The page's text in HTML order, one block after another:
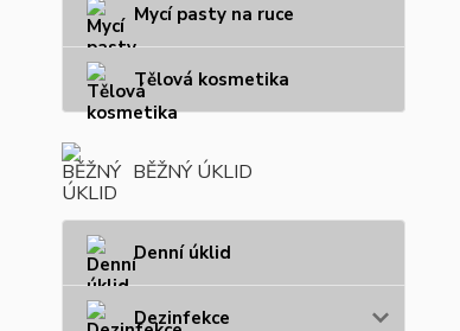
Mycí pasty na ruce
Tělová kosmetika
BĚŽNÝ ÚKLID
Denní úklid
Dezinfekce